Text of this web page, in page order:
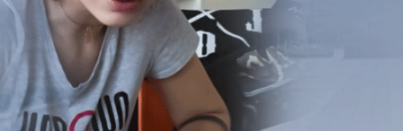
Глава предоставил отчет о работе за первое
полугодие 2026 года